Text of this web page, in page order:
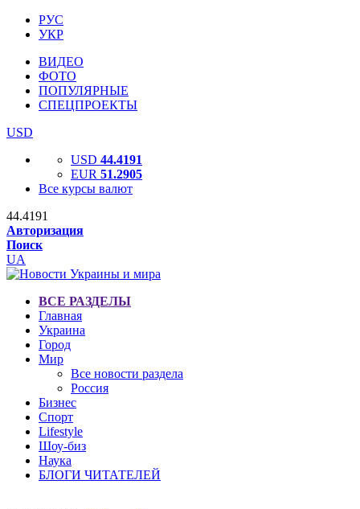
РУС
УКР
ВИДЕО
ФОТО
ПОПУЛЯРНЫЕ
СПЕЦПРОЕКТЫ
USD
USD 44.4191
EUR 51.2905
Все курсы валют
44.4191
Авторизация
Поиск
UA
ВСЕ РАЗДЕЛЫ
Главная
Украина
Город
Мир
Все новости раздела
Россия
Бизнес
Спорт
Lifestyle
Шоу-биз
Наука
БЛОГИ ЧИТАТЕЛЕЙ